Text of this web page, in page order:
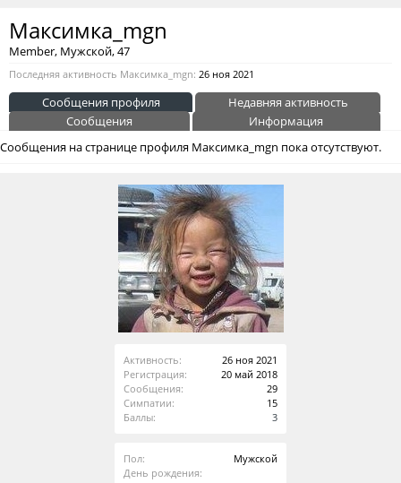
Активность:
26 ноя 2021
Регистрация:
20 май 2018
Сообщения:
29
Симпатии:
15
Баллы:
3
Пол:
Мужской
День рождения:
Максимка_mgn
Member, Мужской, 47
Последняя активность Максимка_mgn: 26 ноя 2021
Сообщения профиля
Недавняя активность
Сообщения
Информация
Сообщения на странице профиля Максимка_mgn пока отсутствуют.